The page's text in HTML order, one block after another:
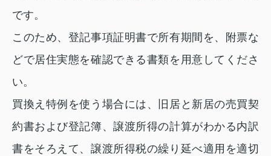
です。
このため、登記事項証明書で所有期間を、附票な
どで居住実態を確認できる書類を用意してくださ
い。
買換え特例を使う場合には、旧居と新居の売買契
約書および登記簿、譲渡所得の計算がわかる内訳
書をそろえて、譲渡所得税の繰り延べ適用を適切